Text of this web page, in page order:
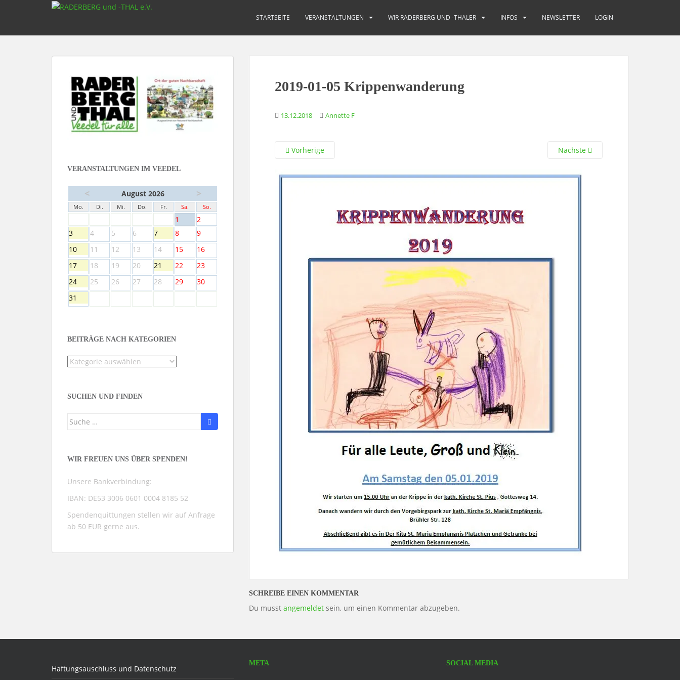
STARTSEITE VERANSTALTUNGEN WIR RADERBERG UND -THALER INFOS NEWSLETTER LOGIN
2019-01-05 Krippenwanderung
13.12.2018 Annette F
Vorherige Nächste
SCHREIBE EINEN KOMMENTAR
Du musst angemeldet sein, um einen Kommentar abzugeben.
VERANSTALTUNGEN IM VEEDEL
< August 2026 >
Mo. Di. Mi. Do. Fr. Sa. So.
1
2
3
4 5 6 7 8
9
10
11 12 13 14 15
16
17
18 19 20 21 22
23
24
25 26 27 28 29
30
31
BEITRÄGE NACH KATEGORIEN
Beiträge
SUCHEN UND FINDEN
Suche
WIR FREUEN UNS ÜBER SPENDEN!
Unsere Bankverbindung:
IBAN: DE53 3006 0601 0004 8185 52
Spendenquittungen stellen wir auf Anfrage
ab 50 EUR gerne aus.
Haftungsauschluss und Datenschutz
META SOCIAL MEDIA